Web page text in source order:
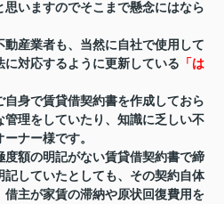
いますのでそこまで懸念にはなら
産業者も、当然に自社で使用して
対応するように更新している 「は
身で賃貸借契約書を作成しておら
理をしていたり、知識に乏しい不
ナー様です。
額の明記がない賃貸借契約書で締
していたとしても、その契約自体
主が家賃の滞納や原状回復費用を